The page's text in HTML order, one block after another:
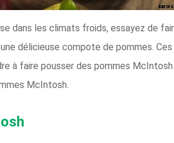
dans les climats froids, essayez de
délicieuse compote de pommes.
à faire pousser des pommes
McIntosh.